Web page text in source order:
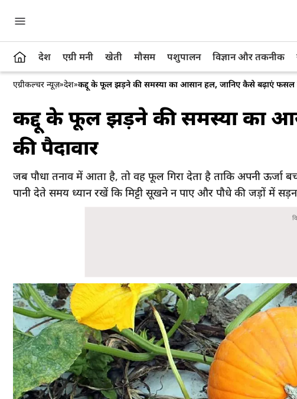
देश एग्री मनी खेती मौसम पशुपालन विज्ञान और तकनीक
एग्रीकल्चर न्यूज़»देश»कद्दू के फूल झड़ने की समस्या का आसान हल, जानिए कैसे बढ़ाएं फसल
कद्दू के फूल झड़ने की समस्या का
की पैदावार
जब पौधा तनाव में आता है, तो वह फूल गिरा देता है ताकि अपनी
पानी देते समय ध्यान रखें कि मिट्टी सूखने न पाए और पौधे की जड़ों में